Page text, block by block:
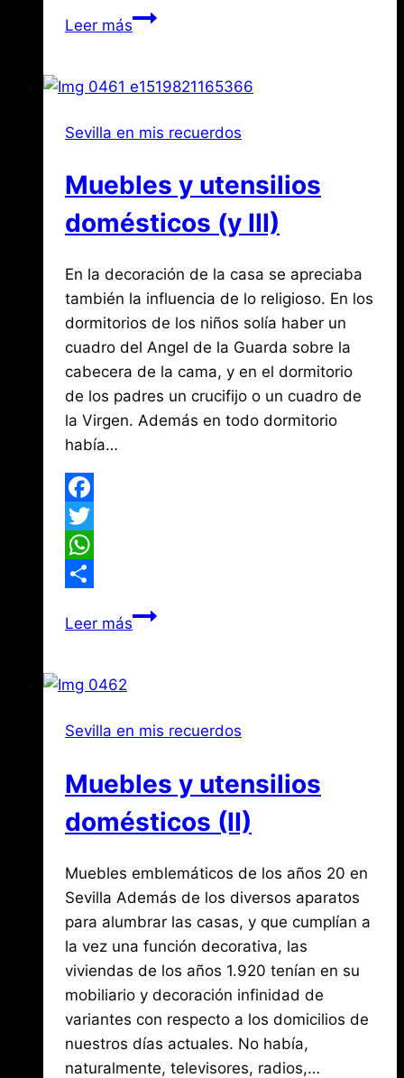
Leer másMuebles
domésticos
Sevilla en mis recuerdos
Muebles y utensilios
domésticos (y III)
Por Jose
María
de
Mena
febrero
28,
2018agosto
3,
2026
En la decoración de la casa se apreciaba
también la influencia de lo religioso. En los
dormitorios de los niños solía haber un
cuadro del Angel de la Guarda sobre la
cabecera de la cama, y en el dormitorio
de los padres un crucifijo o un cuadro de
la Virgen. Además en todo dormitorio
había…
Facebook
Twitter
WhatsApp
Leer másMuebles
III)
Sevilla en mis recuerdos
Muebles y utensilios
domésticos (II)
PorJose
María
de
Mena
febrero
28,
2018 agosto
3,
2026
Muebles emblemáticos de los años 20 en
Sevilla Además de los diversos aparatos
para alumbrar las casas, y que cumplían a
la vez una función decorativa, las
viviendas de los años 1.920 tenían en su
mobiliario y decoración infinidad de
variantes con respecto a los domicilios de
nuestros días actuales. No había,
naturalmente, televisores, radios,…